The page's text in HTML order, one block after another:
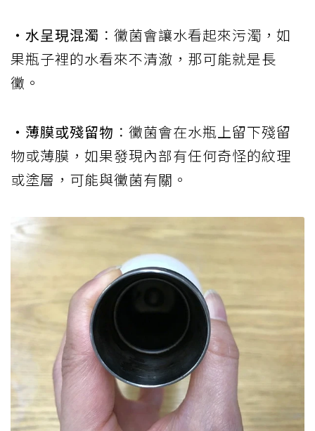
‧水呈現混濁 ：黴菌會讓水看起來污濁，如
果瓶子裡的水看來不清澈，那可能就是長
黴。
‧薄膜或殘留物 ：黴菌會在水瓶上留下殘留
物或薄膜，如果發現內部有任何奇怪的紋理
或塗層，可能與黴菌有關。